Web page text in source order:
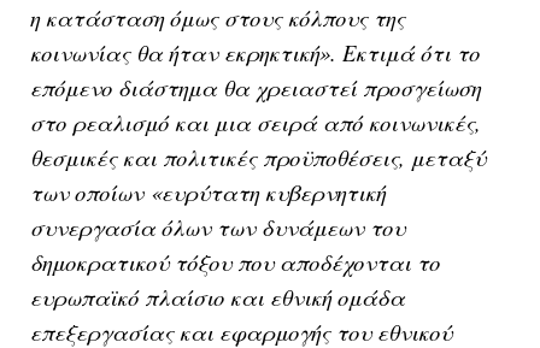
η κατάσταση όμως στους κόλπους της
κοινωνίας θα ήταν εκρηκτική». Εκτιμά ότι το
επόμενο διάστημα θα χρειαστεί προσγείωση
στο ρεαλισμό και μια σειρά από κοινωνικές,
θεσμικές και πολιτικές προϋποθέσεις, μεταξύ
των οποίων «ευρύτατη κυβερνητική
συνεργασία όλων των δυνάμεων του
δημοκρατικού τόξου που αποδέχονται το
ευρωπαϊκό πλαίσιο και εθνική ομάδα
επεξεργασίας και εφαρμογής του εθνικού